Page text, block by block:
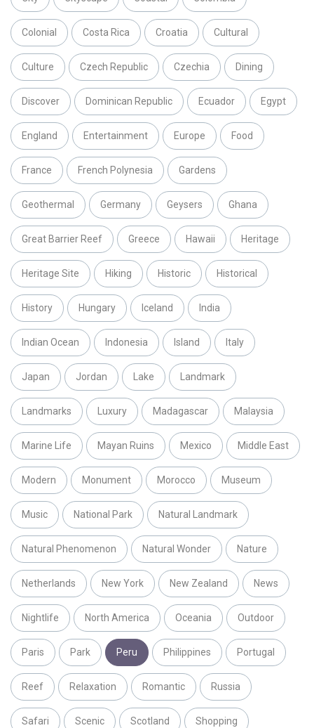
Colonial Costa Rica Croatia Cultural
Culture Czech Republic Czechia Dining
Discover Dominican Republic Ecuador Egypt
England Entertainment Europe Food
France French Polynesia Gardens
Geothermal Germany Geysers Ghana
Great Barrier Reef Greece Hawaii Heritage
Heritage Site Hiking Historic Historical
History Hungary Iceland India
Indian Ocean Indonesia Island Italy
Japan Jordan Lake Landmark
Landmarks Luxury Madagascar Malaysia
Marine Life Mayan Ruins Mexico Middle East
Modern Monument Morocco Museum
Music National Park Natural Landmark
Natural Phenomenon Natural Wonder Nature
Netherlands New York New Zealand News
Nightlife North America Oceania Outdoor
Paris Park Peru Philippines Portugal
Reef Relaxation Romantic Russia
Safari Scenic Scotland Shopping